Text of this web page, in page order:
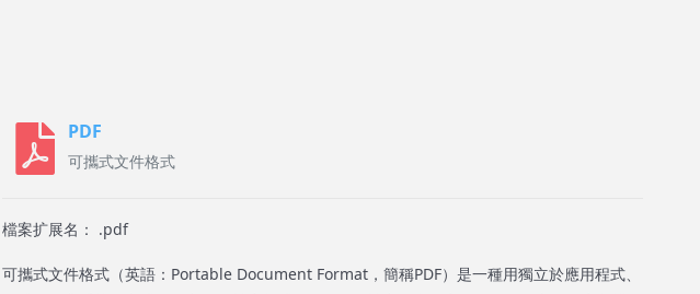
PDF
可攜式文件格式
檔案扩展名： .pdf
可攜式文件格式（英語：Portable Document Format，簡稱PDF）是一種用獨立於應用程式、